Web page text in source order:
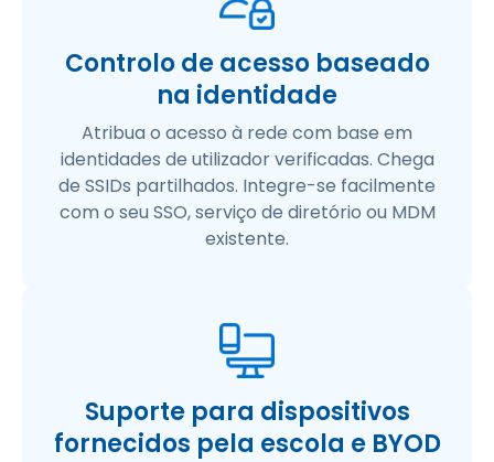
Controlo de acesso baseado
na identidade
Atribua o acesso à rede com base em
identidades de utilizador verificadas. Chega
de SSIDs partilhados. Integre-se facilmente
com o seu SSO, serviço de diretório ou MDM
existente.
Suporte para dispositivos
fornecidos pela escola e BYOD